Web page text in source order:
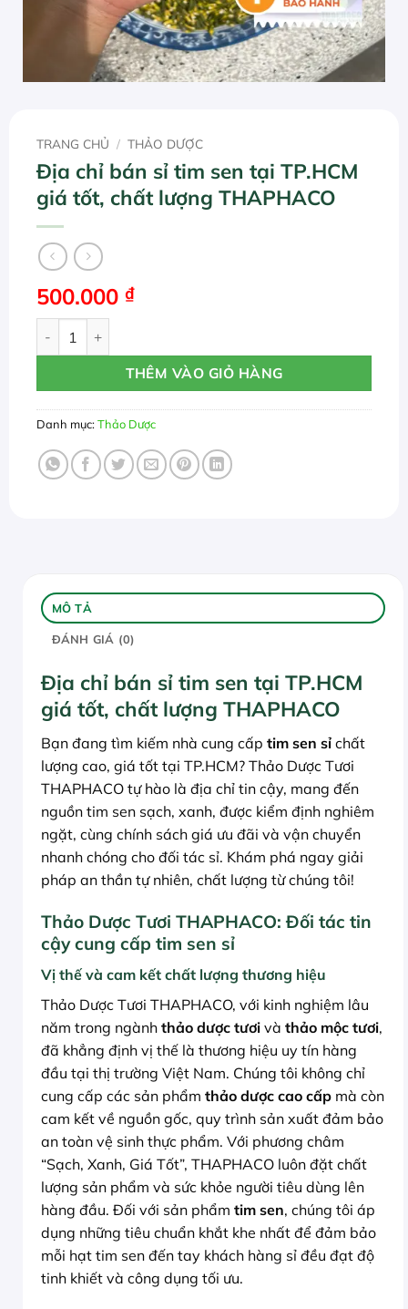
TRANG CHỦ / THẢO DƯỢC
Địa chỉ bán sỉ tim sen tại TP.HCM
giá tốt, chất lượng THAPHACO
500.000 ₫
THÊM VÀO GIỎ HÀNG
Danh mục:Thảo Dược
MÔ TẢ
ĐÁNH GIÁ (0)
Địa chỉ bán sỉ tim sen tại TP.HCM
giá tốt, chất lượng THAPHACO
Bạn đang tìm kiếm nhà cung cấp tim sen sỉ chất
lượng cao, giá tốt tại TP.HCM? Thảo Dược Tươi
THAPHACO tự hào là địa chỉ tin cậy, mang đến
nguồn tim sen sạch, xanh, được kiểm định nghiêm
ngặt, cùng chính sách giá ưu đãi và vận chuyển
nhanh chóng cho đối tác sỉ. Khám phá ngay giải
pháp an thần tự nhiên, chất lượng từ chúng tôi!
Thảo Dược Tươi THAPHACO: Đối tác tin
cậy cung cấp tim sen sỉ
Vị thế và cam kết chất lượng thương hiệu
Thảo Dược Tươi THAPHACO, với kinh nghiệm lâu
năm trong ngành thảo dược tươi và thảo mộc tươi,
đã khẳng định vị thế là thương hiệu uy tín hàng
đầu tại thị trường Việt Nam. Chúng tôi không chỉ
cung cấp các sản phẩm thảo dược cao cấp mà còn
cam kết về nguồn gốc, quy trình sản xuất đảm bảo
an toàn vệ sinh thực phẩm. Với phương châm
“Sạch, Xanh, Giá Tốt”, THAPHACO luôn đặt chất
lượng sản phẩm và sức khỏe người tiêu dùng lên
hàng đầu. Đối với sản phẩm tim sen, chúng tôi áp
dụng những tiêu chuẩn khắt khe nhất để đảm bảo
mỗi hạt tim sen đến tay khách hàng sỉ đều đạt độ
tinh khiết và công dụng tối ưu.